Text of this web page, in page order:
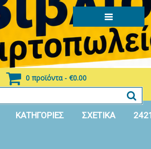
0 προϊόντα - €0.00
ΚΑΤΗΓΟΡΙΕΣ ΣΧΕΤΙΚΑ